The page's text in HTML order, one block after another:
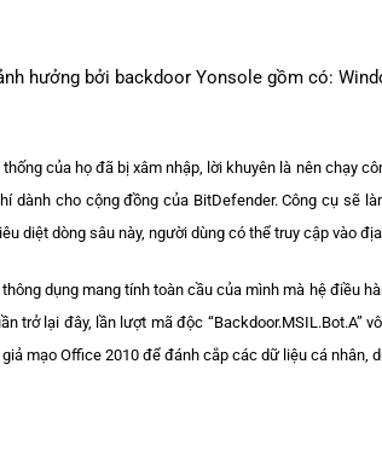
hưởng bởi backdoor Yonsole gồm có:
của họ đã bị xâm nhập, lời khuyên là nên chạy
dành cho cộng đồng của BitDefender. Công cụ sẽ
diệt dòng sâu này, người dùng có thể truy cập vào
dụng mang tính toàn cầu của mình mà hệ điều
trở lại đây, lần lượt mã độc “Backdoor.MSIL.Bot.A”
mạo Office 2010 để đánh cắp các dữ liệu cá nhân,